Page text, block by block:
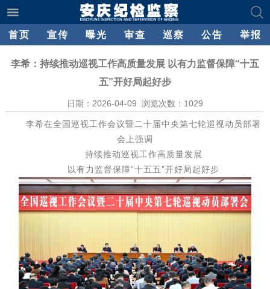
首页 宣传 曝光 审查 巡察 公告 举报
李希：持续推动巡视工作高质量发展 以有力监督保障“十五
五”开好局起好步
日期：2026-04-09 浏览次数： 1029
李希在全国巡视工作会议暨二十届中央第七轮巡视动员部署
会上强调
持续推动巡视工作高质量发展
以有力监督保障“十五五”开好局起好步